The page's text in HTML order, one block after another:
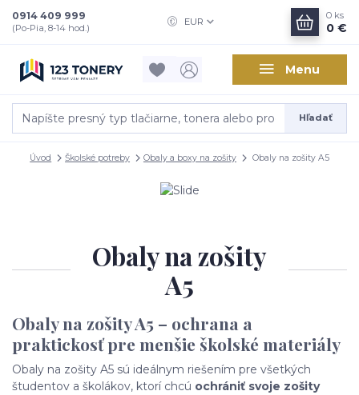
Menu
EUR
Hľadať
0914 409 999
(Po-Pia, 8-14 hod.)
0 ks
0 €
Úvod Školské potreby Obaly a boxy na zošity Obaly na zošity A5
Obaly na zošity
A5
Obaly na zošity A5 – ochrana a
praktickosť pre menšie školské materiály
Obaly na zošity A5 sú ideálnym riešením pre všetkých
študentov a školákov, ktorí chcú ochrániť svoje zošity